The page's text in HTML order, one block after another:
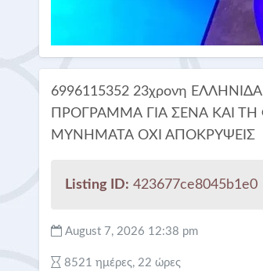
6996115352 23χρονη
ΠΡΟΓΡΑΜΜΑ ΓΙΑ ΣΕΝΑ ΚΑΙ
ΜΥΝΗΜΑΤΑ ΟΧΙ ΑΠΟΚΡΥΨΕΙΣ
Listing ID: 423677ce8045b1e0
August 7, 2026 12:38 pm
8521 ημέρες, 22 ώρες